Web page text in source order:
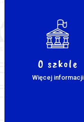
O szkole
Więcej informacji